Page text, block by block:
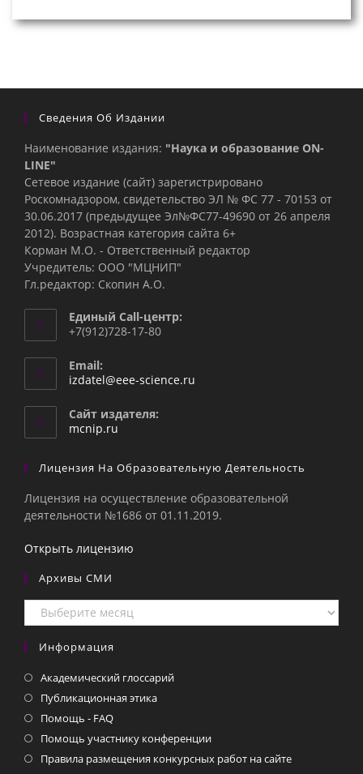
Сведения Об Издании
Наименование издания: "Наука и образование ON-
LINE"
Сетевое издание (сайт) зарегистрировано
Роскомнадзором, свидетельство ЭЛ № ФС 77 - 70153 от
30.06.2017 (предыдущее Эл№ФC77-49690 от 26 апреля
2012). Возрастная категория сайта 6+
Корман М.О. - Ответственный редактор
Учредитель: ООО "МЦНИП"
Гл.редактор: Скопин А.О.
Единый Call-центр:
+7(912)728-17-80
Email:
izdatel@eee-science.ru
Сайт издателя:
mcnip.ru
Лицензия На Образовательную Деятельность
Лицензия на осуществление образовательной
деятельности №1686 от 01.11.2019.
Открыть лицензию
Архивы СМИ
Архивы
СМИ
Информация
Академический глоссарий
Публикационная этика
Помощь - FAQ
Помощь участнику конференции
Правила размещения конкурсных работ на сайте